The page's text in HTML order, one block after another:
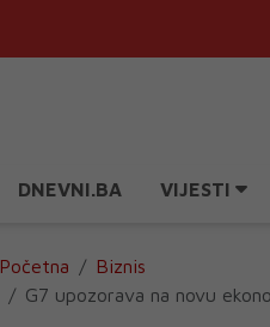
DNEVNI.BA VIJESTI
Početna
Biznis
G7 upozorava na novu